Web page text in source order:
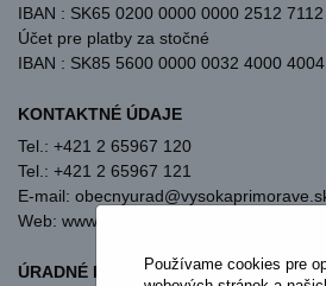
IBAN : SK65 0200 0000 0000 2512 7112
Účet pre platby za stočné
IBAN : SK85 5600 0000 0032 4000 4004
KONTAKTNÉ ÚDAJE
Tel.: +421 2 65967 120
Tel.: +421 2 65967 121
E-mail:
Web: www.vysokaprimorave.sk
ÚRADNÉ HODINY OBECNÝ ÚRAD
Používame cookies pre